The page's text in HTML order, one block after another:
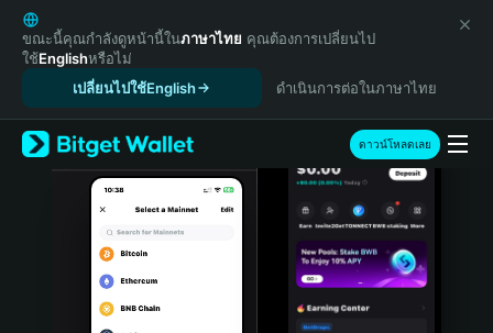
English
日本語
Tiếng Việt
Español (Latinoamérica)
Türkçe
Italiano
Português (Portugal)
Bahasa Indonesia
ขณะนี้คุณกำลังดูหน้านี้ในภาษาไทย คุณต้องการเปลี่ยนไป
ใช้Englishหรือไม่
เปลี่ยนไปใช้English
ดำเนินการต่อในภาษาไทย
ดาวน์โหลดเลย